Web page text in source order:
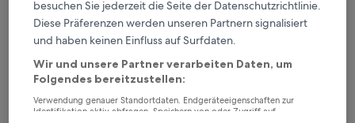
besuchen Sie jederzeit die Seite der Datenschutzrichtlinie.
Diese Präferenzen werden unseren Partnern signalisiert
und haben keinen Einfluss auf Surfdaten.
Wir und unsere Partner verarbeiten Daten, um
Folgendes bereitzustellen:
Verwendung genauer Standortdaten. Endgeräteeigenschaften zur
Identifikation aktiv abfragen. Speichern von oder Zugriff auf